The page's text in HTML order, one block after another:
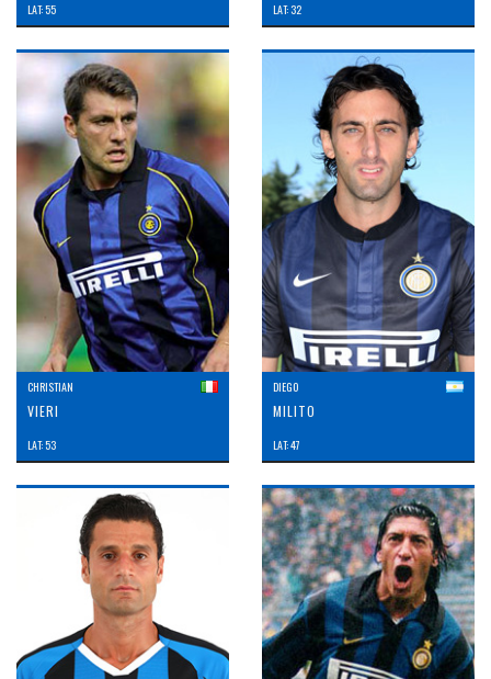
LAT: 55 LAT: 32
CHRISTIAN
VIERI
LAT: 53
DIEGO
MILITO
LAT: 47